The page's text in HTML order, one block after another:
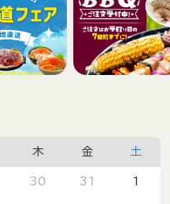
木 金 土
30 31 1